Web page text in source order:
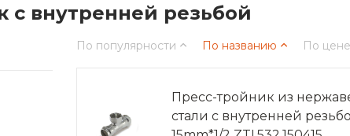
с внутренней резьбой
По популярности По названию По цене
Пресс-тройник из
стали с внутренней